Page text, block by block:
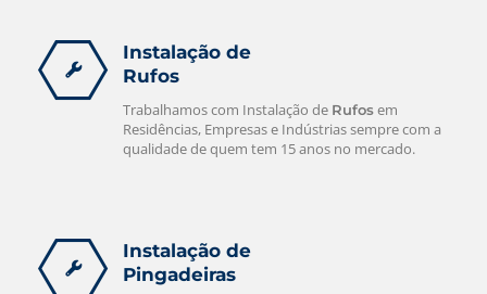
Instalação de
Rufos
Trabalhamos com Instalação de Rufosem
Residências, Empresas e Indústrias sempre com a
qualidade de quem tem 15 anos no mercado.
Instalação de
Pingadeiras